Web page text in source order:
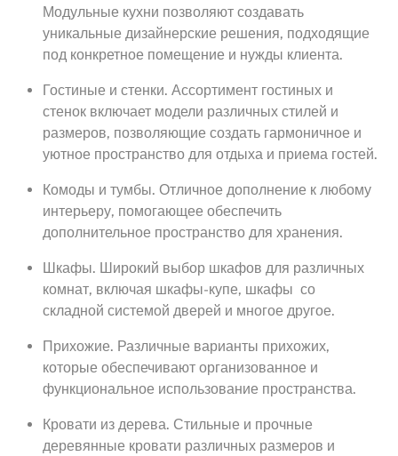
Модульные кухни позволяют создавать
уникальные дизайнерские решения, подходящие
под конкретное помещение и нужды клиента.
Гостиные и стенки. Ассортимент гостиных и
стенок включает модели различных стилей и
размеров, позволяющие создать гармоничное и
уютное пространство для отдыха и приема гостей.
Комоды и тумбы. Отличное дополнение к любому
интерьеру, помогающее обеспечить
дополнительное пространство для хранения.
Шкафы. Широкий выбор шкафов для различных
комнат, включая шкафы-купе, шкафы со
складной системой дверей и многое другое.
Прихожие. Различные варианты прихожих,
которые обеспечивают организованное и
функциональное использование пространства.
Кровати из дерева. Стильные и прочные
деревянные кровати различных размеров и